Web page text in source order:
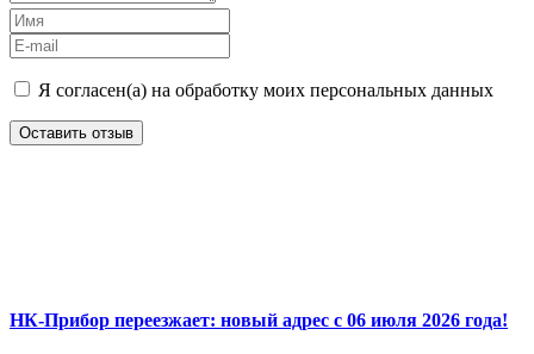
Я согласен(а) на обработку моих персональных данных
Оставить отзыв
НК-Прибор переезжает: новый адрес с 06 июля 2026 года!